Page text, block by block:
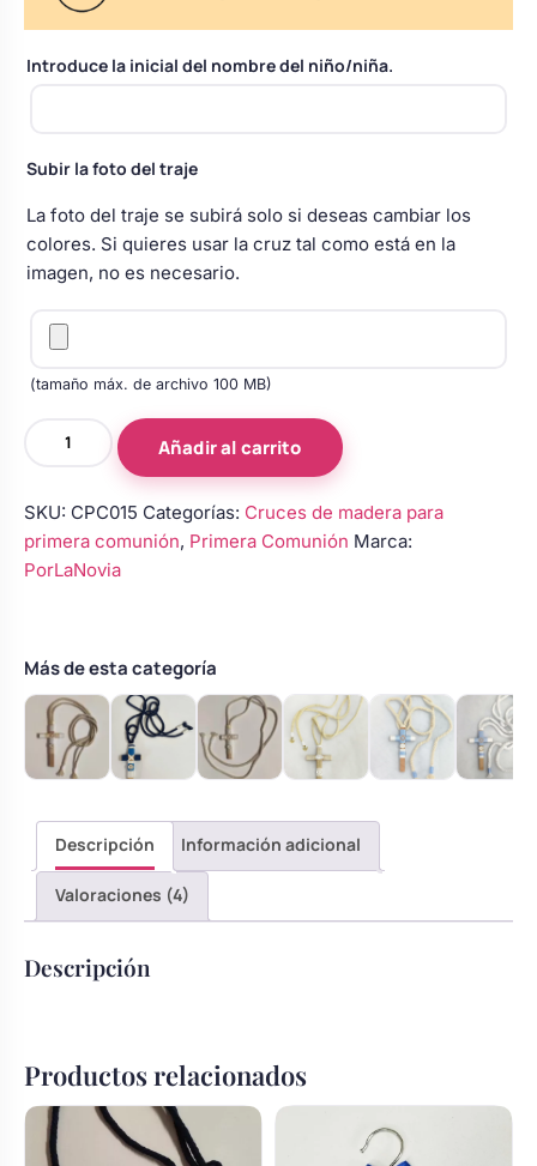
para arras
porta alianzas
de boda
y pala tarta
damas de honor
bebé boda
Perchas de comunión
Detalles de comunión para invitados
Bolsos personalizados
Otros regalos
Introduce la inicial del nombre del niño/niña.
Subir la foto del traje
La foto del traje se subirá solo si deseas cambiar los
colores. Si quieres usar la cruz tal como está en la
imagen, no es necesario.
(tamaño máx. de archivo 100 MB)
para
primera
comunión
Añadir al carrito
SKU: CPC015 Categorías: Cruces de madera para
primera comunión, Primera Comunión Marca:
PorLaNovia
Más de esta categoría
Descripción Información adicional
Valoraciones (4)
Descripción
Productos relacionados